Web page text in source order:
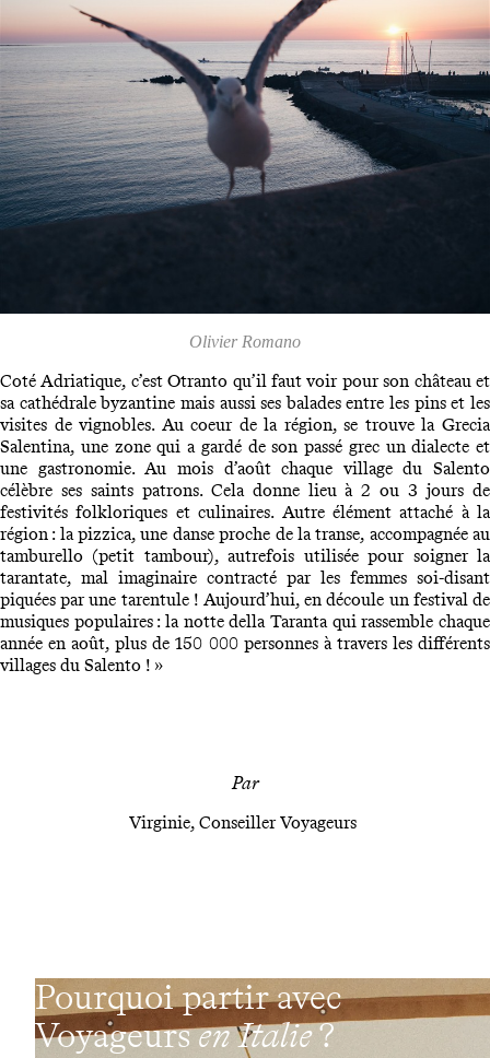
Olivier Romano
Coté Adriatique, c’est Otranto qu’il faut voir pour son château et
sa cathédrale byzantine mais aussi ses balades entre les pins et les
visites de vignobles. Au coeur de la région, se trouve la Grecia
Salentina, une zone qui a gardé de son passé grec un dialecte et
une gastronomie. Au mois d’août chaque village du Salento
célèbre ses saints patrons. Cela donne lieu à 2 ou 3 jours de
festivités folkloriques et culinaires. Autre élément attaché à la
région : la pizzica, une danse proche de la transe, accompagnée au
tamburello (petit tambour), autrefois utilisée pour soigner la
tarantate, mal imaginaire contracté par les femmes soi-disant
piquées par une tarentule ! Aujourd’hui, en découle un festival de
musiques populaires : la notte della Taranta qui rassemble chaque
année en août, plus de 150 000 personnes à travers les différents
villages du Salento ! »
Par
Virginie, Conseiller Voyageurs
Pourquoi partir avec
Voyageursen Italie?